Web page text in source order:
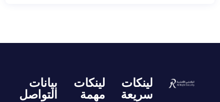
لينكات
سريعة
لينكات
مهمة
بيانات
التواصل